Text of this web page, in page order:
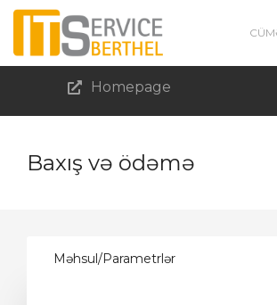
Homepage
Baxış və ödəmə
Məhsul/Parametrlər